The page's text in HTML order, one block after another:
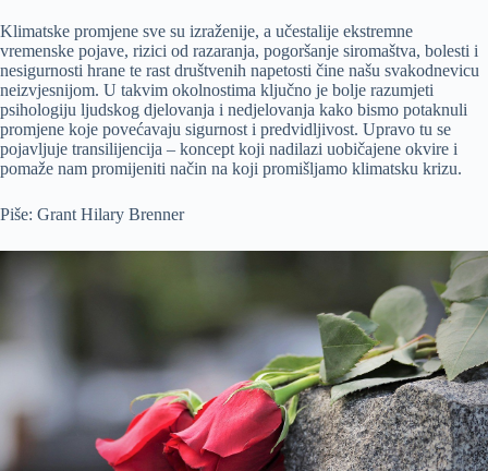
Klimatske promjene sve su izraženije, a učestalije ekstremne
vremenske pojave, rizici od razaranja, pogoršanje siromaštva, bolesti i
nesigurnosti hrane te rast društvenih napetosti čine našu svakodnevicu
neizvjesnijom. U takvim okolnostima ključno je bolje razumjeti
psihologiju ljudskog djelovanja i nedjelovanja kako bismo potaknuli
promjene koje povećavaju sigurnost i predvidljivost. Upravo tu se
pojavljuje transilijencija – koncept koji nadilazi uobičajene okvire i
pomaže nam promijeniti način na koji promišljamo klimatsku krizu.
Piše: Grant Hilary Brenner